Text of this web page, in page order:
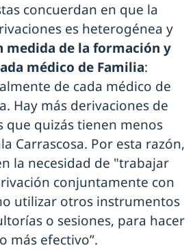
concuerdan en que la
es heterogénea y
medida de la formación y
médico de Familia:
de cada médico de
Hay más derivaciones de
que quizás tienen menos
Carrascosa. Por esta razón,
la necesidad de "trabajar
conjuntamente con
utilizar otros instrumentos
o sesiones, para hacer
más efectivo”.